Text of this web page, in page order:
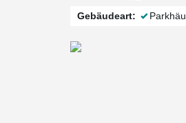
Gebäudeart: